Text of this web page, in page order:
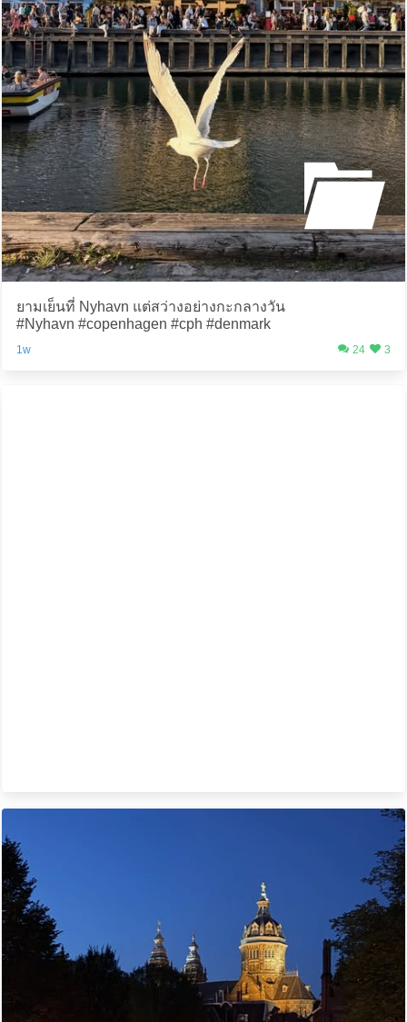
ยามเย็นที่ Nyhavn แต่สว่างอย่างกะกลางวัน
#Nyhavn #copenhagen #cph #denmark
1w 24 3